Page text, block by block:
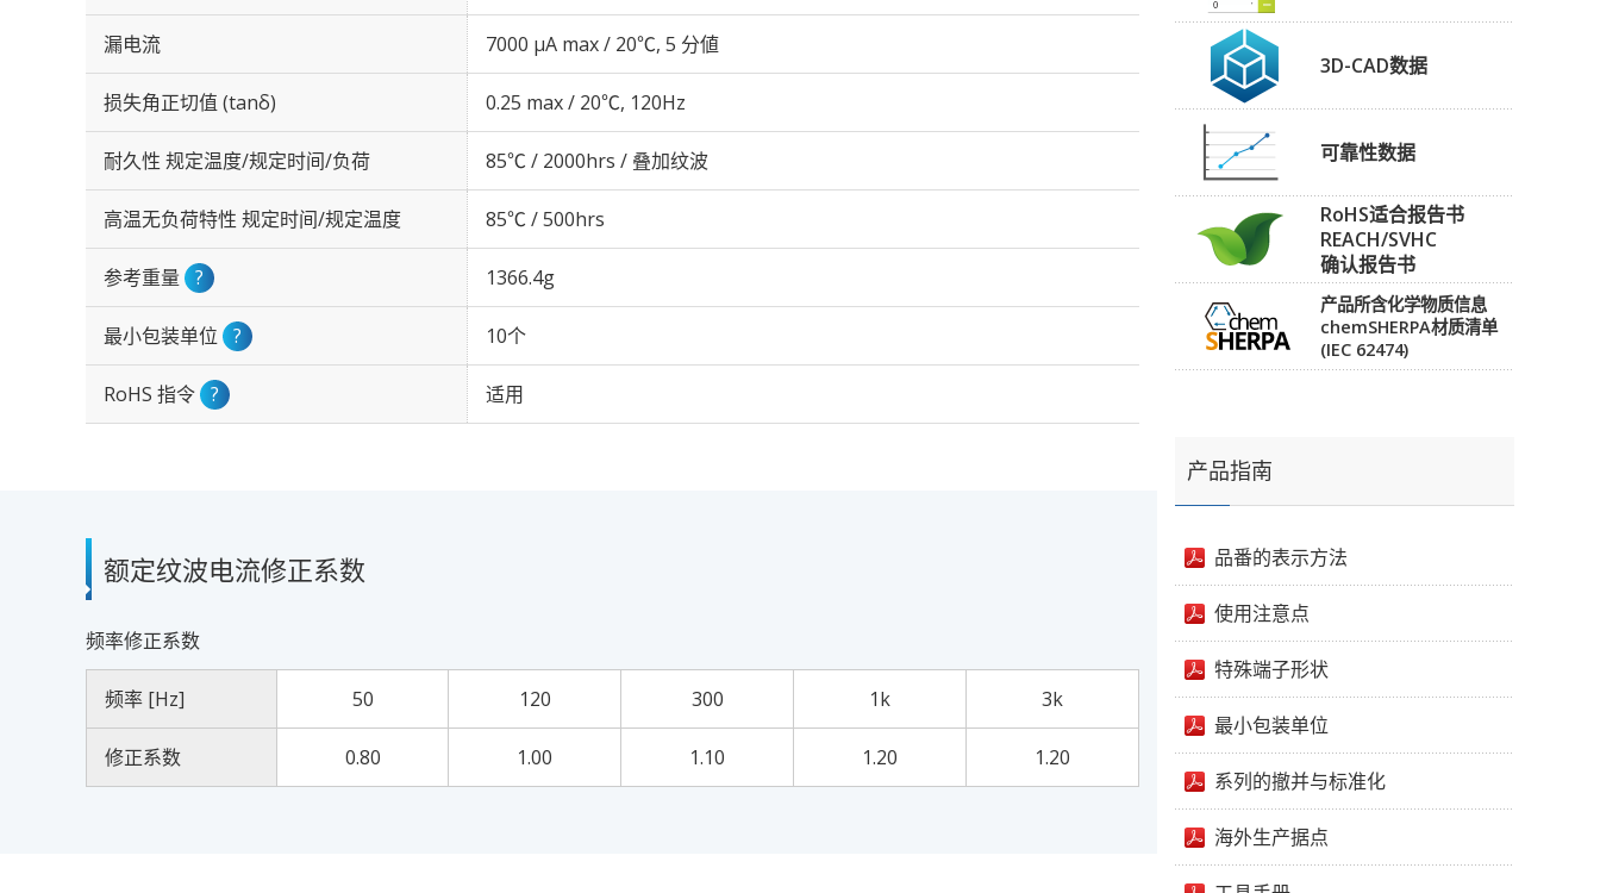
漏电流 7000 μA max / 20℃, 5 分値
损失角正切值 (tanδ) 0.25 max / 20℃, 120Hz
耐久性 规定温度/规定时间/负荷 85℃ / 2000hrs / 叠加纹波
高温无负荷特性 规定时间/规定温度 85℃ / 500hrs
参考重量 ? 1366.4g
最小包装单位 ? 10个
RoHS 指令 ? 适用
额定纹波电流修正系数
频率修正系数
频率 [Hz] 50 120 300 1k 3k
修正系数 0.80 1.00 1.10 1.20 1.20
3D-CAD数据
可靠性数据
RoHS适合报告书
REACH/SVHC
确认报告书
产品所含化学物质信息
chemSHERPA材质清单
(IEC 62474)
产品指南
品番的表示方法
使用注意点
特殊端子形状
最小包装单位
系列的撤并与标准化
海外生产据点